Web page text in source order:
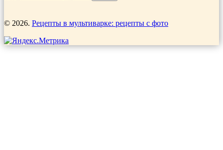
© 2026. Рецепты в мультиварке: рецепты с фото